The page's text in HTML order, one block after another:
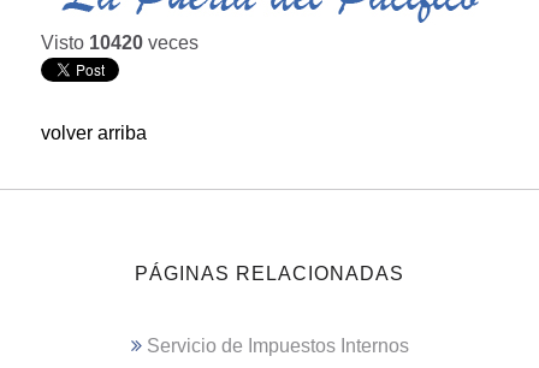
Visto 10420 veces
volver arriba
PÁGINAS RELACIONADAS
Servicio de Impuestos Internos